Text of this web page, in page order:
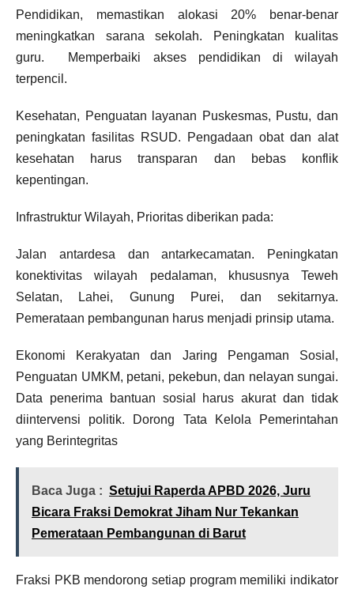
Pendidikan, memastikan alokasi 20% benar-benar
meningkatkan sarana sekolah. Peningkatan kualitas
guru. Memperbaiki akses pendidikan di wilayah
terpencil.
Kesehatan, Penguatan layanan Puskesmas, Pustu, dan
peningkatan fasilitas RSUD. Pengadaan obat dan alat
kesehatan harus transparan dan bebas konflik
kepentingan.
Infrastruktur Wilayah, Prioritas diberikan pada:
Jalan antardesa dan antarkecamatan. Peningkatan
konektivitas wilayah pedalaman, khususnya Teweh
Selatan, Lahei, Gunung Purei, dan sekitarnya.
Pemerataan pembangunan harus menjadi prinsip utama.
Ekonomi Kerakyatan dan Jaring Pengaman Sosial,
Penguatan UMKM, petani, pekebun, dan nelayan sungai.
Data penerima bantuan sosial harus akurat dan tidak
diintervensi politik. Dorong Tata Kelola Pemerintahan
yang Berintegritas
Baca Juga : Setujui Raperda APBD 2026, Juru
Bicara Fraksi Demokrat Jiham Nur Tekankan
Pemerataan Pembangunan di Barut
Fraksi PKB mendorong setiap program memiliki indikator